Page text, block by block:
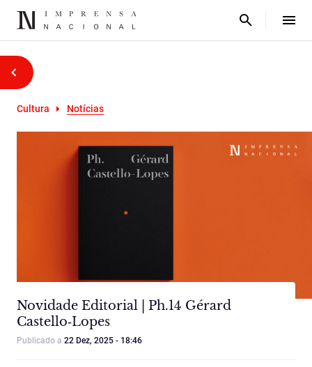
Cultura Notícias
Novidade Editorial | Ph.14 Gérard
Castello‑Lopes
Publicado a 22 Dez, 2025 - 18:46